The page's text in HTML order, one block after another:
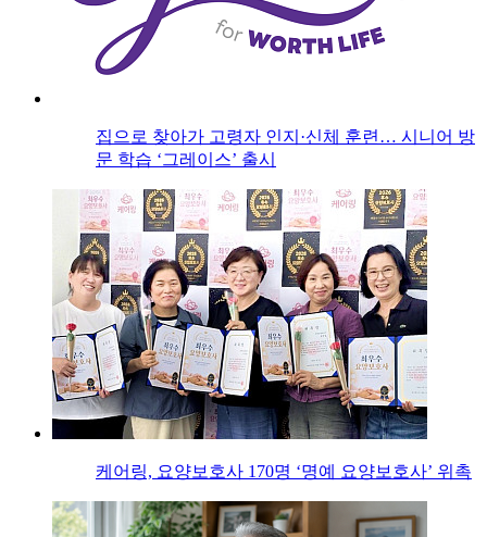
집으로 찾아가 고령자 인지·신체 훈련… 시니어 방
문 학습 ‘그레이스’ 출시
케어링, 요양보호사 170명 ‘명예 요양보호사’ 위촉